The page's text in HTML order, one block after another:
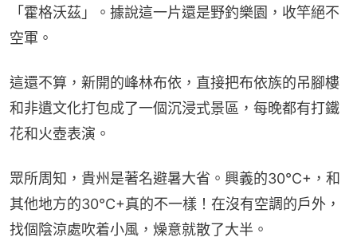
「霍格沃茲」。據說這一片還是野釣樂園，收竿絕不
空軍。
這還不算，新開的峰林布依，直接把布依族的吊腳樓
和非遺文化打包成了一個沉浸式景區，每晚都有打鐵
花和火壺表演。
眾所周知，貴州是著名避暑大省。興義的30°C+，和
其他地方的30°C+真的不一樣！在沒有空調的戶外，
找個陰涼處吹着小風，燥意就散了大半。